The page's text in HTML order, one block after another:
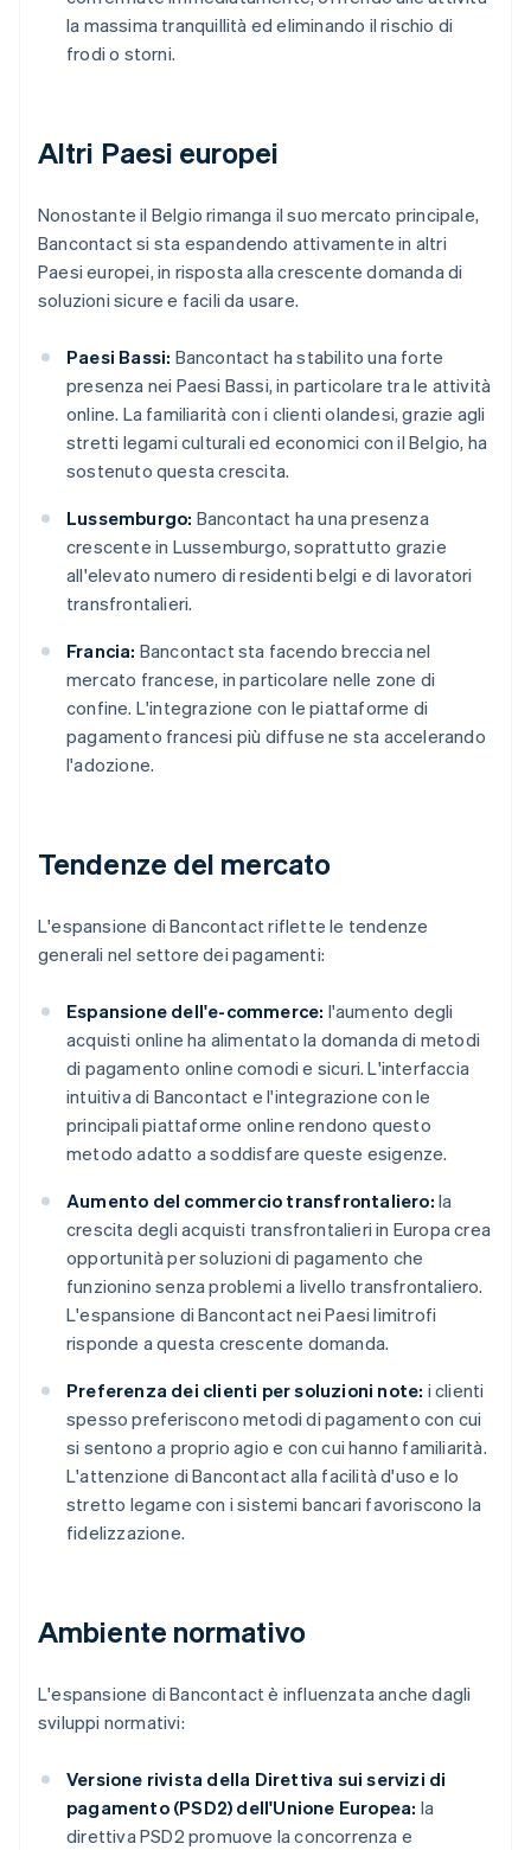
la massima tranquillità ed eliminando il rischio di
frodi o storni.
Altri Paesi europei
Nonostante il Belgio rimanga il suo mercato principale,
Bancontact si sta espandendo attivamente in altri
Paesi europei, in risposta alla crescente domanda di
soluzioni sicure e facili da usare.
Paesi Bassi: Bancontact ha stabilito una forte
presenza nei Paesi Bassi, in particolare tra le attività
online. La familiarità con i clienti olandesi, grazie agli
stretti legami culturali ed economici con il Belgio, ha
sostenuto questa crescita.
Lussemburgo: Bancontact ha una presenza
crescente in Lussemburgo, soprattutto grazie
all'elevato numero di residenti belgi e di lavoratori
transfrontalieri.
Francia: Bancontact sta facendo breccia nel
mercato francese, in particolare nelle zone di
confine. L'integrazione con le piattaforme di
pagamento francesi più diffuse ne sta accelerando
l'adozione.
Tendenze del mercato
L'espansione di Bancontact riflette le tendenze
generali nel settore dei pagamenti:
Espansione dell'e-commerce: l'aumento degli
acquisti online ha alimentato la domanda di metodi
di pagamento online comodi e sicuri. L'interfaccia
intuitiva di Bancontact e l'integrazione con le
principali piattaforme online rendono questo
metodo adatto a soddisfare queste esigenze.
Aumento del commercio transfrontaliero: la
crescita degli acquisti transfrontalieri in Europa crea
opportunità per soluzioni di pagamento che
funzionino senza problemi a livello transfrontaliero.
L'espansione di Bancontact nei Paesi limitrofi
risponde a questa crescente domanda.
Preferenza dei clienti per soluzioni note: i clienti
spesso preferiscono metodi di pagamento con cui
si sentono a proprio agio e con cui hanno familiarità.
L'attenzione di Bancontact alla facilità d'uso e lo
stretto legame con i sistemi bancari favoriscono la
fidelizzazione.
Ambiente normativo
L'espansione di Bancontact è influenzata anche dagli
sviluppi normativi:
Versione rivista della Direttiva sui servizi di
pagamento (PSD2) dell'Unione Europea: la
direttiva PSD2 promuove la concorrenza e